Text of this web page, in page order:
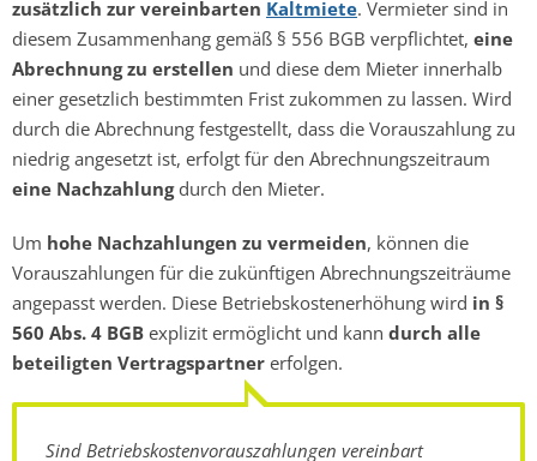
zusätzlich zur vereinbarten Kaltmiete. Vermieter sind in
diesem Zusammenhang gemäß § 556 BGB verpflichtet, eine
Abrechnung zu erstellen und diese dem Mieter innerhalb
einer gesetzlich bestimmten Frist zukommen zu lassen. Wird
durch die Abrechnung festgestellt, dass die Vorauszahlung zu
niedrig angesetzt ist, erfolgt für den Abrechnungszeitraum
eine Nachzahlungdurch den Mieter.
Um hohe Nachzahlungen zu vermeiden, können die
Vorauszahlungen für die zukünftigen Abrechnungszeiträume
angepasst werden. Diese Betriebskostenerhöhung wird in §
560 Abs. 4 BGB explizit ermöglicht und kann durch alle
beteiligten Vertragspartner erfolgen.
Sind Betriebskostenvorauszahlungen vereinbart